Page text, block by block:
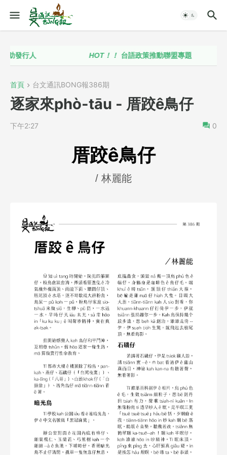
人 HOT！！ 台語政策推動聯盟專題
首頁 台文通訊BONG報386期
逐家來phò-tāu - 厝跤ê鳥仔
下午2:27 0
厝跤ê鳥仔
/ 林麗能